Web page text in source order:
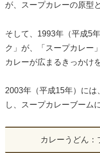
が、スープカレーの原型
そして、1993年（平成5
ク」が、「スープカレー
カレーが広まるきっかけ
2003年（平成15年）に
し、スープカレーブーム
カレーうどん：